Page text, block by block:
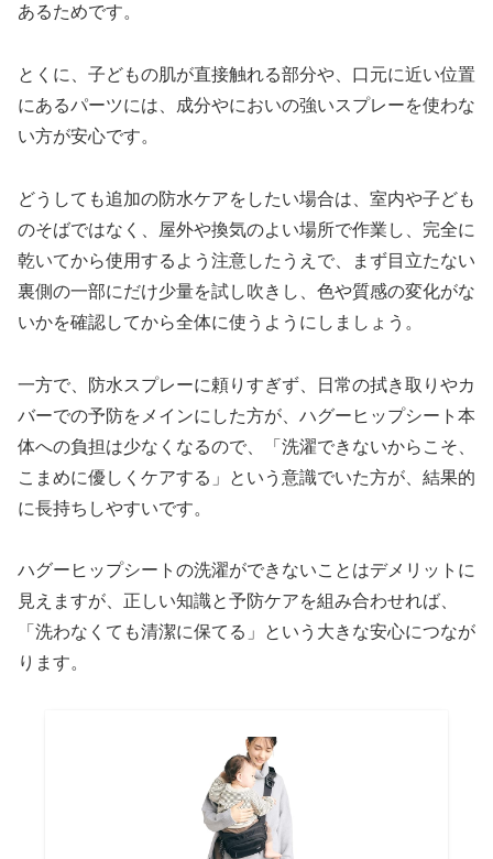
あるためです。
とくに、子どもの肌が直接触れる部分や、口元に近い位置
にあるパーツには、成分やにおいの強いスプレーを使わな
い方が安心です。​
どうしても追加の防水ケアをしたい場合は、室内や子ども
のそばではなく、屋外や換気のよい場所で作業し、完全に
乾いてから使用するよう注意したうえで、まず目立たない
裏側の一部にだけ少量を試し吹きし、色や質感の変化がな
いかを確認してから全体に使うようにしましょう。​
一方で、防水スプレーに頼りすぎず、日常の拭き取りやカ
バーでの予防をメインにした方が、ハグーヒップシート本
体への負担は少なくなるので、「洗濯できないからこそ、
こまめに優しくケアする」という意識でいた方が、結果的
に長持ちしやすいです。​
ハグーヒップシートの洗濯ができないことはデメリットに
見えますが、正しい知識と予防ケアを組み合わせれば、
「洗わなくても清潔に保てる」という大きな安心につなが
ります。​